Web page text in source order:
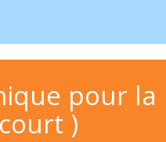
pour la
)